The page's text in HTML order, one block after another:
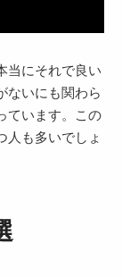
当にそれで良い
ないにも関わら
ています。この
人も多いでしょ